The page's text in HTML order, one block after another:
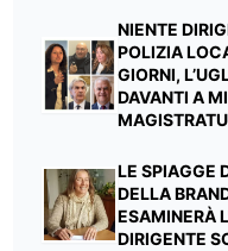
NIENTE
POLIZIA
GIORNI,
DAVANTI A
LE SPIAGGE
DELLA
ESAMINERÀ
DIRIGENTE